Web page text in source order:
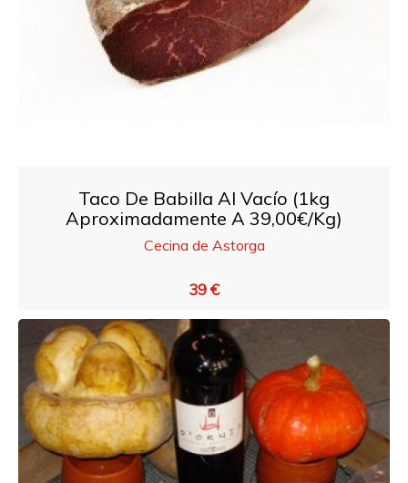
Taco De Babilla Al Vacío (1kg
Aproximadamente A 39,00€/Kg)
Cecina de Astorga
39 €